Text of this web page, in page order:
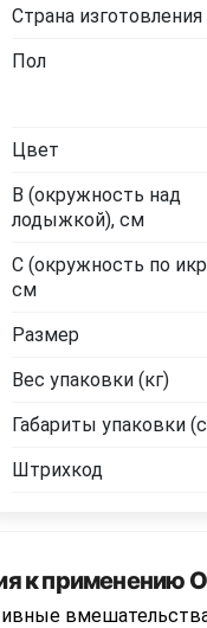
Страна изготовления
Пол
Цвет
B (окружность над
лодыжкой), см
C (окружность по
см
Размер
Вес упаковки (кг)
Габариты упаковки
Штрихкод
к применению